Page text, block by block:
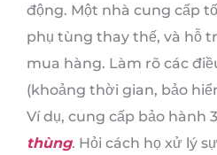
động. Một nhà cung cấp
phụ tùng thay thế, và hỗ
mua hàng. Làm rõ các
(khoảng thời gian, bảo
Ví dụ, cung cấp bảo hành
thùng. Hỏi cách họ xử lý